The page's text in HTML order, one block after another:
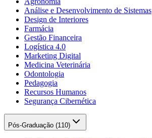
Análise e Desenvolvimento de Sistemas
Design de Interiores
Farmácia
Gestão Financeira
Logística 4.0
Marketing Digital
Medicina Veterinária
Odontologia
Pedagogia
Recursos Humanos
Segurança Cibernética
Pós-Graduação (110)